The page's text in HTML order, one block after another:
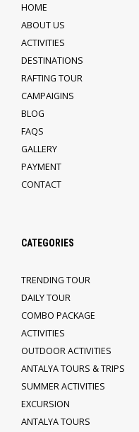
HOME
ABOUT US
ACTIVITIES
DESTINATIONS
RAFTING TOUR
CAMPAIGINS
BLOG
FAQS
GALLERY
PAYMENT
CONTACT
CATEGORIES
TRENDING TOUR
DAILY TOUR
COMBO PACKAGE
ACTIVITIES
OUTDOOR ACTIVITIES
ANTALYA TOURS & TRIPS
SUMMER ACTIVITIES
EXCURSION
ANTALYA TOURS